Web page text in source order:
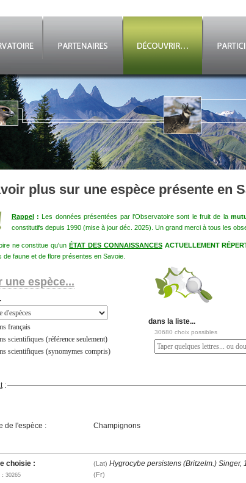
plus sur une espèce présente en
Rappel:Les données présentées par l'Observatoire sont le fruit de la
constitutifs depuis 1990 (mise à jour déc. 2025). Un grand merci à tous les
ne constitue qu'unÉTAT DES CONNAISSANCESACTUELLEMENT
de faune et de flore présentes en Savoie.
une espèce...
français
scientifiques (référence seulement)
scientifiques (synomymes compris)
dans la liste...
30680 choix possibles
:
de l'espèce : Champignons
choisie :
: 30265
(Lat) Hygrocybe persistens (Britzelm.) Singer,
(Fr)